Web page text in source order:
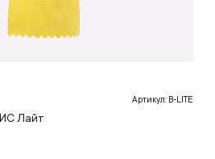
Артикул: B-LITE
Лайт